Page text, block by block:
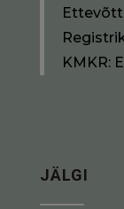
KMKR:
JÄLGI